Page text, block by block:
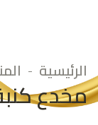
الرئيسية
مخدع